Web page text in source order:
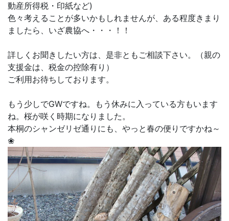
動産所得税・印紙など)
色々考えることが多いかもしれませんが、ある程度きまり
ましたら、いざ農協へ・・・！！
詳しくお聞きしたい方は、是非ともご相談下さい。（親の
支援金は、税金の控除有り）
ご利用お待ちしております。
もう少しでGWですね。もう休みに入っている方もいます
ね。桜が咲く時期になりました。
本桐のシャンゼリゼ通りにも、やっと春の便りですかね～
❀